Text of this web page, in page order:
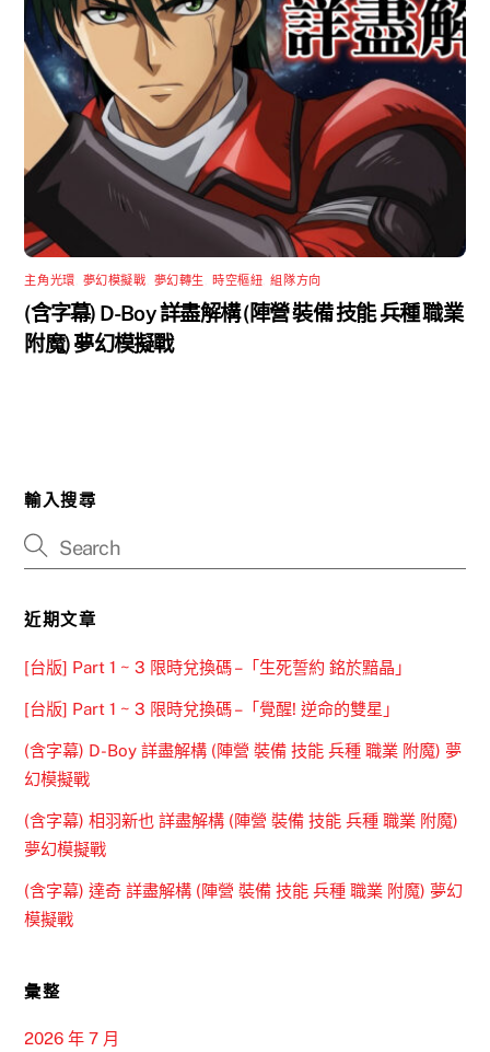
主角光環 夢幻模擬戰 夢幻轉生 時空樞紐 ,組隊方向
(含字幕) D-Boy 詳盡解構 (陣營 裝備 技能 兵種 職業
附魔) 夢幻模擬戰
輸入搜尋
近期文章
[台版] Part 1 ~ 3 限時兌換碼 –「生死誓約 銘於黯晶」
[台版] Part 1 ~ 3 限時兌換碼 –「覺醒! 逆命的雙星」
(含字幕) D-Boy 詳盡解構 (陣營 裝備 技能 兵種 職業 附魔) 夢
幻模擬戰
(含字幕) 相羽新也 詳盡解構 (陣營 裝備 技能 兵種 職業 附魔)
夢幻模擬戰
(含字幕) 達奇 詳盡解構 (陣營 裝備 技能 兵種 職業 附魔) 夢幻
模擬戰
彙整
2026 年 7 月